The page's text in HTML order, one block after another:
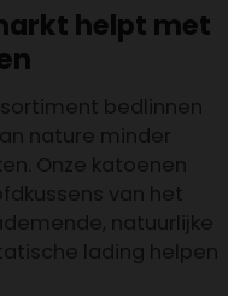
helpt met
bedlinnen
nature minder
Onze katoenen
van het
natuurlijke
lading helpen